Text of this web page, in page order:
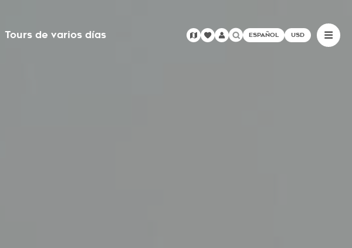
Tours de varios días ESPAÑOL USD